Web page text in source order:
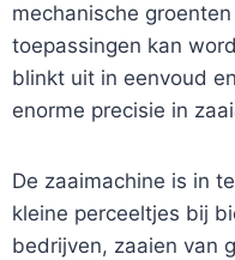
mechanische
toepassingen kan
blinkt uit in eenvoud
enorme precisie in
De zaaimachine is in
kleine perceeltjes bij
bedrijven, zaaien van